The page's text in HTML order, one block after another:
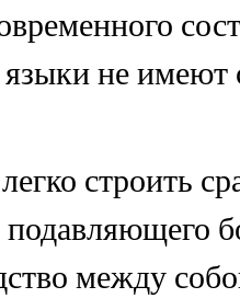
не имеют
строить
между